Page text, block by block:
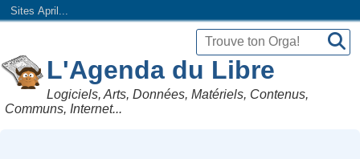
Sites April...
L'Agenda du Libre
Logiciels, Arts, Données, Matériels, Contenus,
Communs, Internet...